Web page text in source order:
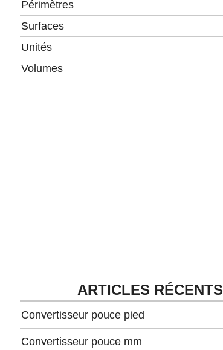
Périmètres
Surfaces
Unités
Volumes
ARTICLES RÉCENTS
Convertisseur pouce pied
Convertisseur pouce mm